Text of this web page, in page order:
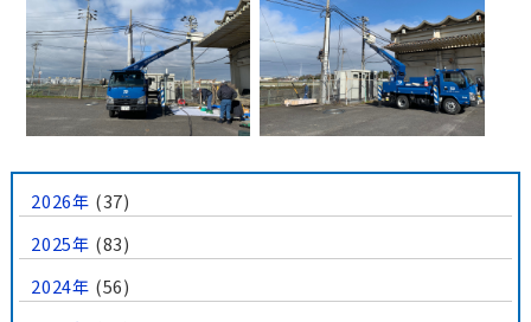
2026年 (37)
2025年 (83)
2024年 (56)